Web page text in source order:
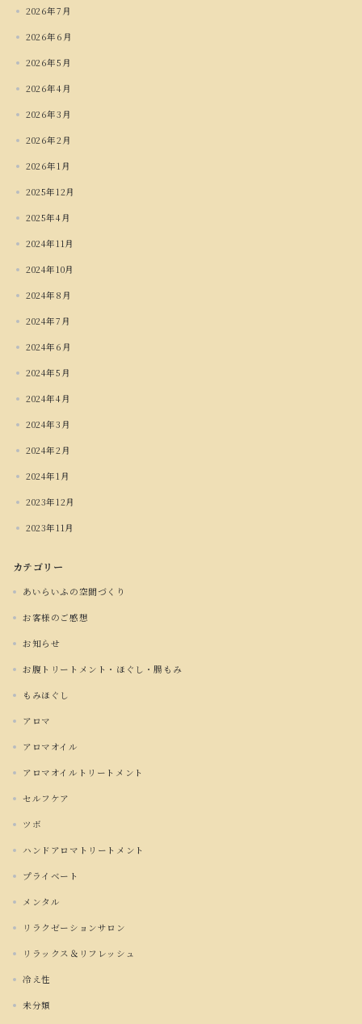
2026年7月
2026年6月
2026年5月
2026年4月
2026年3月
2026年2月
2026年1月
2025年12月
2025年4月
2024年11月
2024年10月
2024年8月
2024年7月
2024年6月
2024年5月
2024年4月
2024年3月
2024年2月
2024年1月
2023年12月
2023年11月
カテゴリー
あいらいふの空間づくり
お客様のご感想
お知らせ
お腹トリートメント・ほぐし・腸もみ
もみほぐし
アロマ
アロマオイル
アロマオイルトリートメント
セルフケア
ツボ
ハンドアロマトリートメント
プライベート
メンタル
リラクゼーションサロン
リラックス＆リフレッシュ
冷え性
未分類